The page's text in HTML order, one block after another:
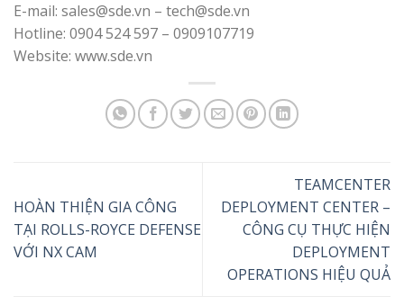
E-mail: sales@sde.vn – tech@sde.vn
Hotline: 0904 524 597 – 0909107719
Website: www.sde.vn
HOÀN THIỆN GIA CÔNG
TẠI ROLLS-ROYCE DEFENSE
VỚI NX CAM
TEAMCENTER
DEPLOYMENT CENTER –
CÔNG CỤ THỰC HIỆN
DEPLOYMENT
OPERATIONS HIỆU QUẢ